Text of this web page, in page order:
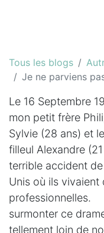
Tous les blogs
Je ne parviens
Le 16 Septembre
mon petit frère
Sylvie (28 ans) et
filleul Alexandre
terrible accident
Unis où ils vivaient
professionnelles.
surmonter ce
tellement loin de